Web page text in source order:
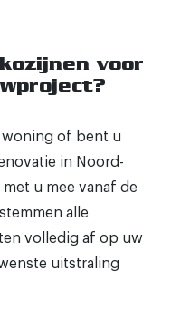
voor
woning of bent u
in Noord-
u mee vanaf de
alle
volledig af op uw
uitstraling